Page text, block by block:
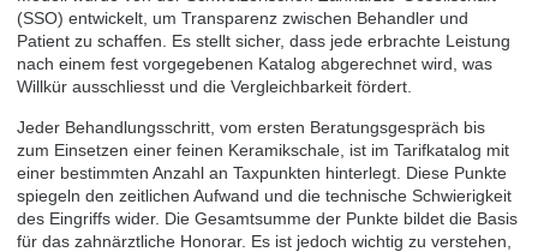
(SSO) entwickelt, um Transparenz zwischen Behandler und
Patient zu schaffen. Es stellt sicher, dass jede erbrachte Leistung
nach einem fest vorgegebenen Katalog abgerechnet wird, was
Willkür ausschliesst und die Vergleichbarkeit fördert.
Jeder Behandlungsschritt, vom ersten Beratungsgespräch bis
zum Einsetzen einer feinen Keramikschale, ist im Tarifkatalog mit
einer bestimmten Anzahl an Taxpunkten hinterlegt. Diese Punkte
spiegeln den zeitlichen Aufwand und die technische Schwierigkeit
des Eingriffs wider. Die Gesamtsumme der Punkte bildet die Basis
für das zahnärztliche Honorar. Es ist jedoch wichtig zu verstehen,